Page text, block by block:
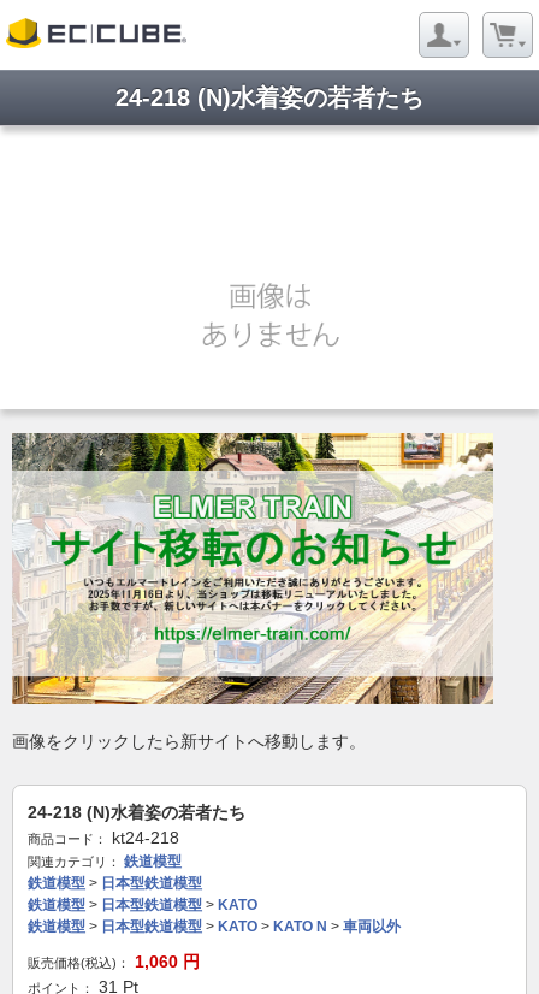
24-218 (N)水着姿の若者たち
画像をクリックしたら新サイトへ移動します。
24-218 (N)水着姿の若者たち
商品コード： kt24-218
関連カテゴリ：
鉄道模型
鉄道模型 > 日本型鉄道模型
鉄道模型 > 日本型鉄道模型 > KATO
鉄道模型 > 日本型鉄道模型 > KATO > KATO N > 車両以外
販売価格(税込)： 1,060 円
ポイント： 31 Pt